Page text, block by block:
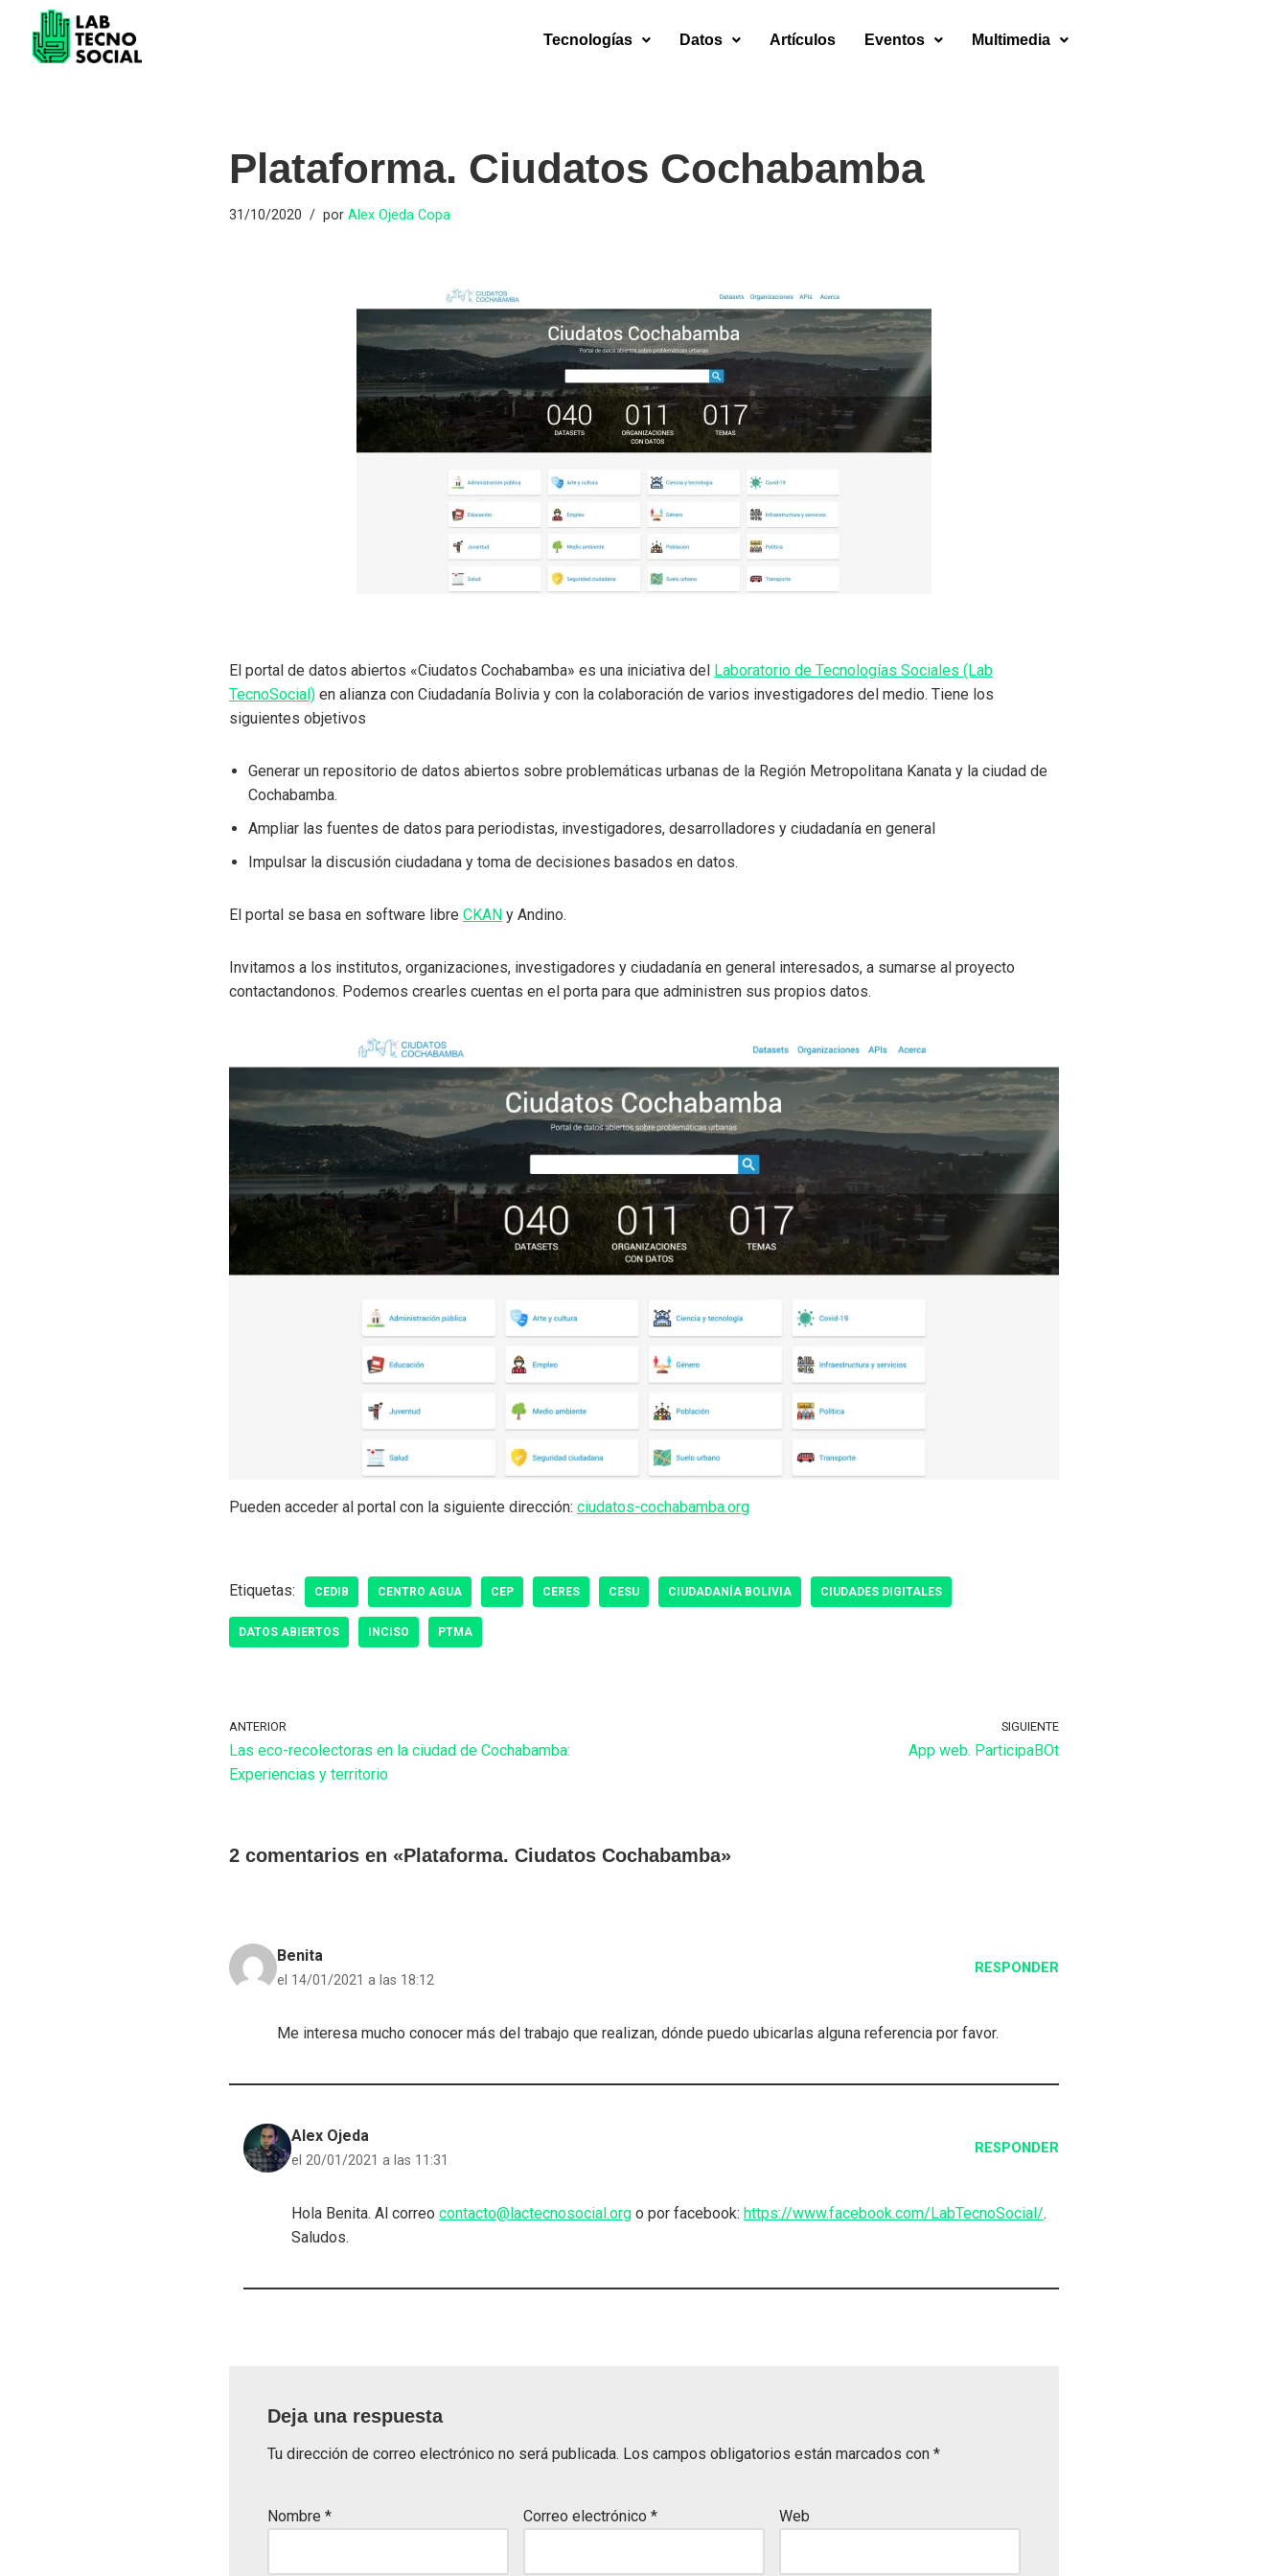
Saltar
Tecnologías Datos Artículos Eventos Multimedia
Plataforma. Ciudatos Cochabamba
31/10/2020 por Alex Ojeda Copa
El portal de datos abiertos «Ciudatos Cochabamba» es una iniciativa del Laboratorio de Tecnologías Sociales (Lab
TecnoSocial) en alianza con Ciudadanía Bolivia y con la colaboración de varios investigadores del medio. Tiene los
siguientes objetivos
Generar un repositorio de datos abiertos sobre problemáticas urbanas de la Región Metropolitana Kanata y la ciudad de
Cochabamba.
Ampliar las fuentes de datos para periodistas, investigadores, desarrolladores y ciudadanía en general
Impulsar la discusión ciudadana y toma de decisiones basados en datos.
El portal se basa en software libre CKAN y Andino.
Invitamos a los institutos, organizaciones, investigadores y ciudadanía en general interesados, a sumarse al proyecto
contactandonos. Podemos crearles cuentas en el porta para que administren sus propios datos.
Pueden acceder al portal con la siguiente dirección: ciudatos-cochabamba.org
Etiquetas: CEDIB CENTRO AGUA CEP CERES CESU CIUDADANÍA BOLIVIA CIUDADES DIGITALES
DATOS ABIERTOS INCISO PTMA
ANTERIOR
Las eco-recolectoras en la ciudad de Cochabamba:
Experiencias y territorio​
SIGUIENTE
App web. ParticipaBOt
2 comentarios en «Plataforma. Ciudatos Cochabamba»
Benita
el 14/01/2021 a las 18:12
RESPONDER
Me interesa mucho conocer más del trabajo que realizan, dónde puedo ubicarlas alguna referencia por favor.
Alex Ojeda
el 20/01/2021 a las 11:31
RESPONDER
Hola Benita. Al correo contacto@lactecnosocial.org o por facebook: https://www.facebook.com/LabTecnoSocial/.
Saludos.
Deja una respuesta
Tu dirección de correo electrónico no será publicada. Los campos obligatorios están marcados con *
Nombre * Correo electrónico * Web